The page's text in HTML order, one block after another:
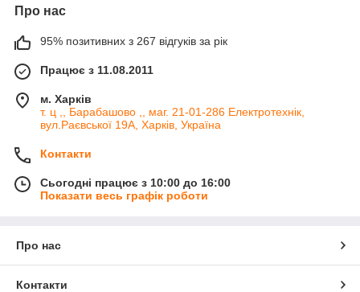
Про нас
95% позитивних з 267 відгуків за рік
Працює з 11.08.2011
м. Харків
т. ц ,, Барабашово ,, маг. 21-01-286 Електротехнік,
вул.Раєвської 19А, Харків, Україна
Контакти
Сьогодні працює з 10:00 до 16:00
Показати весь графік роботи
Про нас
Контакти